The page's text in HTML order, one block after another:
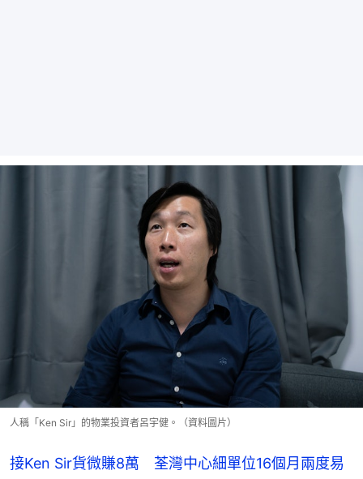
人稱「Ken Sir」的物業投資者呂宇健。（資料圖片）
接Ken Sir貨微賺8萬 荃灣中心細單位16個月兩度易